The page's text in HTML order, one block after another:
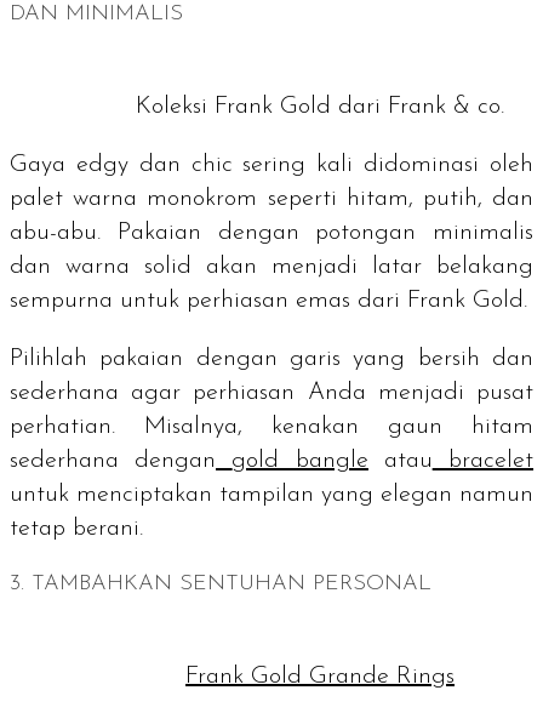
DAN MINIMALIS
Koleksi Frank Gold dari Frank & co.
Gaya edgydan chic sering kali didominasi oleh
palet warna monokrom seperti hitam, putih, dan
abu-abu. Pakaian dengan potongan minimalis
dan warna solid akan menjadi latar belakang
sempurna untuk perhiasan emas dari Frank Gold.
Pilihlah pakaian dengan garis yang bersih dan
sederhana agar perhiasan Anda menjadi pusat
perhatian. Misalnya, kenakan gaun hitam
sederhana dengan
gold bangle atau
bracelet
untuk menciptakan tampilan yang elegan namun
tetap berani.
3. TAMBAHKAN SENTUHAN PERSONAL
Frank Gold Grande Rings